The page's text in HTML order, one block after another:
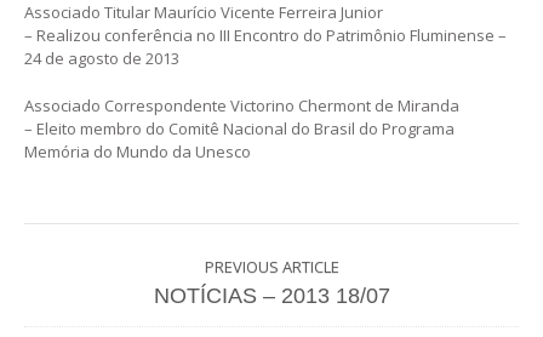
Associado Titular Maurício Vicente Ferreira Junior
– Realizou conferência no III Encontro do Patrimônio Fluminense –
24 de agosto de 2013
Associado Correspondente Victorino Chermont de Miranda
– Eleito membro do Comitê Nacional do Brasil do Programa
Memória do Mundo da Unesco
PREVIOUS ARTICLE
NOTÍCIAS – 2013 18/07